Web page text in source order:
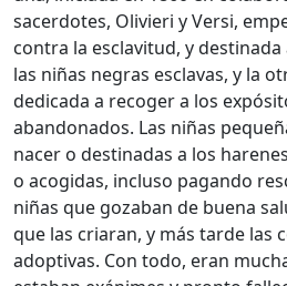
sacerdotes, Olivieri y Versi,
contra la esclavitud, y
las niñas negras esclavas, y la
dedicada a recoger a los
abandonados. Las niñas
nacer o destinadas a los
o acogidas, incluso pagando
niñas que gozaban de buena
que las criaran, y más tarde las
adoptivas. Con todo, eran